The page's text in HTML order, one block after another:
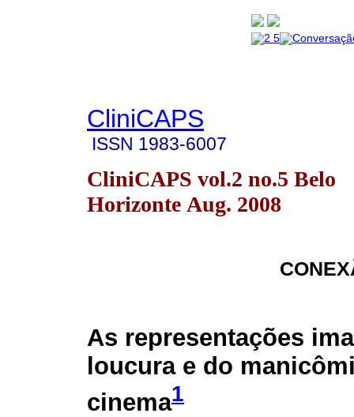
CliniCAPS
ISSN 1983-6007
CliniCAPS vol.2 no.5 Belo
Horizonte Aug. 2008
As representações
loucura e do
cinema1